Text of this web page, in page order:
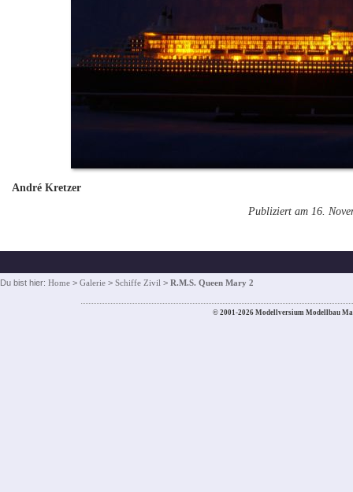
André Kretzer
Publiziert am 16.
Du bist hier: Home > Galerie > Schiffe Zivil > R.M.S. Queen Mary 2
© 2001-2026 Modellversium Modellbau